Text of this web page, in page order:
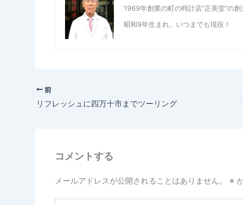
1969年創業の町の時計店”正美堂”の
昭和9年生まれ。いつまでも現役！
前
リフレッシュに四万十市までツーリング
コメントする
メールアドレスが公開されることはありません。 ※